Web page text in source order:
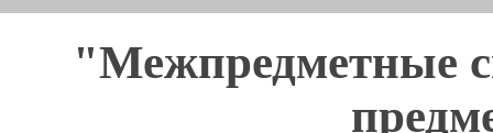
"Межпредметные